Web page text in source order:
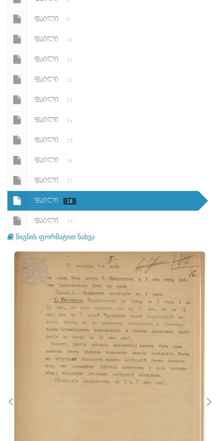
ᲤᲐᲘᲚᲘ 9
ᲤᲐᲘᲚᲘ 10
ᲤᲐᲘᲚᲘ 11
ᲤᲐᲘᲚᲘ 12
ᲤᲐᲘᲚᲘ 13
ᲤᲐᲘᲚᲘ 14
ᲤᲐᲘᲚᲘ 15
ᲤᲐᲘᲚᲘ 16
ᲤᲐᲘᲚᲘ 17
ᲤᲐᲘᲚᲘ 18
ᲤᲐᲘᲚᲘ 19
ᲤᲐᲘᲚᲘ 20
ᲤᲐᲘᲚᲘ
ᲤᲐᲘᲚᲘ
ᲤᲐᲘᲚᲘ 23
ᲤᲐᲘᲚᲘ 24
ᲤᲐᲘᲚᲘ
ᲤᲐᲘᲚᲘ 26
ᲤᲐᲘᲚᲘ 27
წიგნის ფორმატით ნახვა